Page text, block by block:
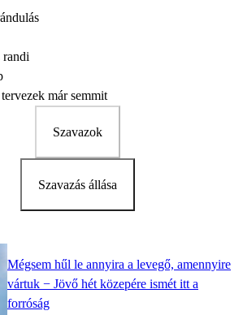
már semmit
Szavazok
Szavazás állása
Mégsem hűl le annyira a levegő, amennyire
vártuk − Jövő hét közepére ismét itt a
forróság